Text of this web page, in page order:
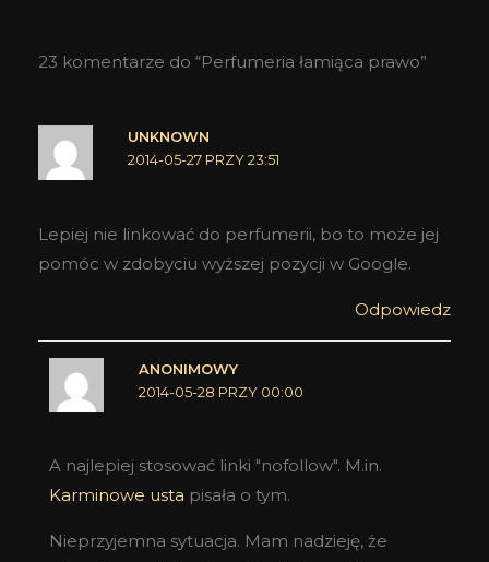
23 komentarze do “Perfumeria łamiąca prawo”
UNKNOWN
2014-05-27 PRZY 23:51
Lepiej nie linkować do perfumerii, bo to może jej
pomóc w zdobyciu wyższej pozycji w Google.
Odpowiedz
ANONIMOWY
2014-05-28 PRZY 00:00
A najlepiej stosować linki "nofollow". M.in.
Karminowe usta pisała o tym.
Nieprzyjemna sytuacja. Mam nadzieję, że